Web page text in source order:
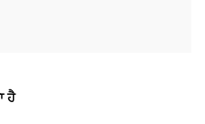
ਹੈ